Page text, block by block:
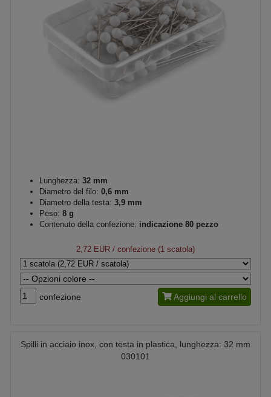
Lunghezza: 32 mm
Diametro del filo: 0,6 mm
Diametro della testa: 3,9 mm
Peso: 8 g
Contenuto della confezione: indicazione 80 pezzo
2,72 EUR / confezione (1 scatola)
confezione Aggiungi al carrello
Spilli in acciaio inox, con testa in plastica, lunghezza: 32 mm
030101